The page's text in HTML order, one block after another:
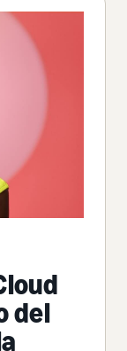
del